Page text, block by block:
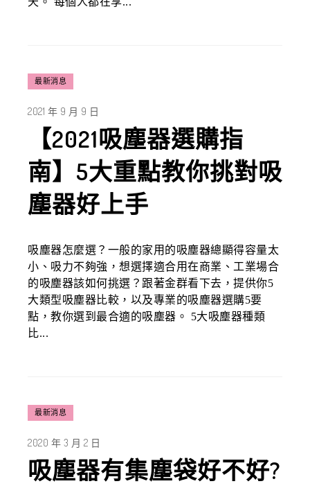
最新消息
2021 年 9 月 9 日
【2021吸塵器選購指
南】5大重點教你挑對吸
塵器好上手
吸塵器怎麼選？一般的家用的吸塵器總顯得容量太
小、吸力不夠強，想選擇適合用在商業、工業場合
的吸塵器該如何挑選？跟著金群看下去，提供你5
大類型吸塵器比較，以及專業的吸塵器選購5要
點，教你選到最合適的吸塵器。 5大吸塵器種類
比...
最新消息
2020 年 3 月 2 日
吸塵器有集塵袋好不好?